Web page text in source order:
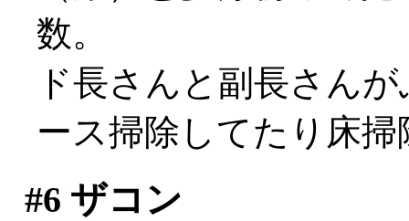
数。
ド長さんと副長さん
ース掃除してたり床
#6 ザコン